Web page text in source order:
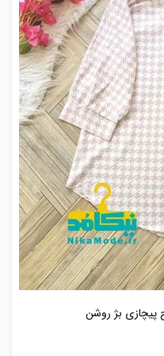
پیچازی بژ روشن